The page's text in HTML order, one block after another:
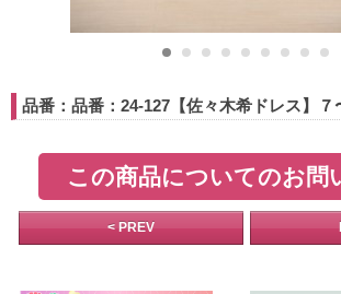
品番：品番：24-127【佐々木希ドレス】７
この商品についてのお問
< PREV